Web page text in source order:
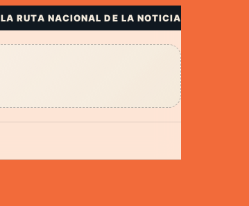
LA RUTA NACIONAL DE LA NOTICIA